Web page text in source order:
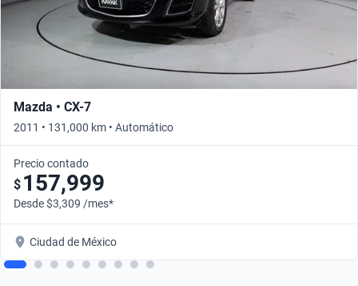
Mazda • CX-7
2011 • 131,000 km • Automático
Precio contado
$ 157,999
Desde $3,309 /mes*
Ciudad de México